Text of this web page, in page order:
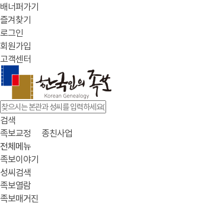
배너퍼가기
즐겨찾기
로그인
회원가입
고객센터
검색
족보교정
종친사업
전체메뉴
족보이야기
성씨검색
족보열람
족보매거진